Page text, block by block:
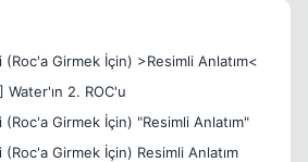
Girmek İçin) >Resimli Anlatım<
2. ROC'u
Girmek İçin) "Resimli Anlatım"
Girmek İçin) Resimli Anlatım